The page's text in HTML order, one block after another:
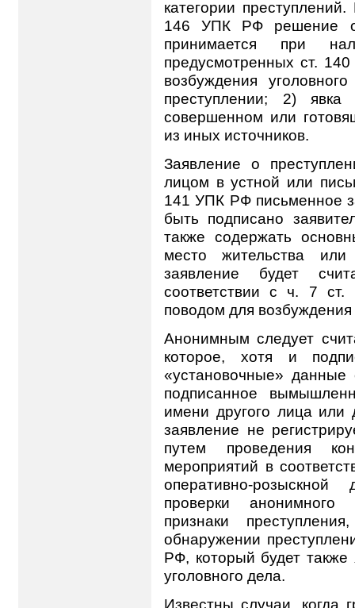
категории
146 УПК РФ решение о
принимается при
предусмотренных ст.
возбуждения
преступлении; 2)
совершенном или
из иных источников.
Заявление о
лицом в устной или
141 УПК РФ письменное
быть подписано
также содержать
место жительства
заявление будет
соответствии с ч. 7
поводом для возбуждения
Анонимным следует
которое, хотя и
«установочные» данные
подписанное
имени другого лица или
заявление не
путем проведения
мероприятий в
оперативно-
проверки
признаки
обнаружении
РФ, который будет также
уголовного дела.
Известны случаи, когда